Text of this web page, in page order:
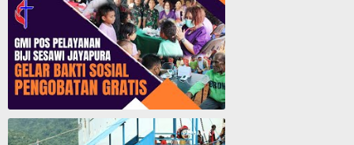
GMI Pos Pelayanan Biji Sesawi Jayapura Gelar Bakti Sosial Pengobatan Umum Gratis